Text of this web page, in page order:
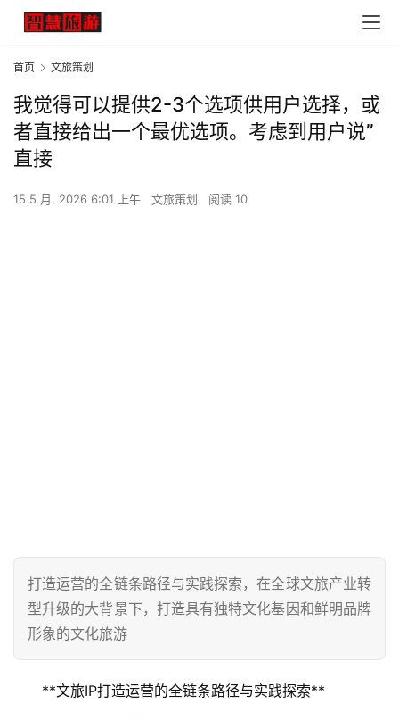
首页 文旅策划
我觉得可以提供2-3个选项供用户选择，或
者直接给出一个最优选项。考虑到用户说”
直接
15 5 月, 2026 6:01 上午 文旅策划 阅读 10
打造运营的全链条路径与实践探索，在全球文旅产业转
型升级的大背景下，打造具有独特文化基因和鲜明品牌
形象的文化旅游
**文旅IP打造运营的全链条路径与实践探索**